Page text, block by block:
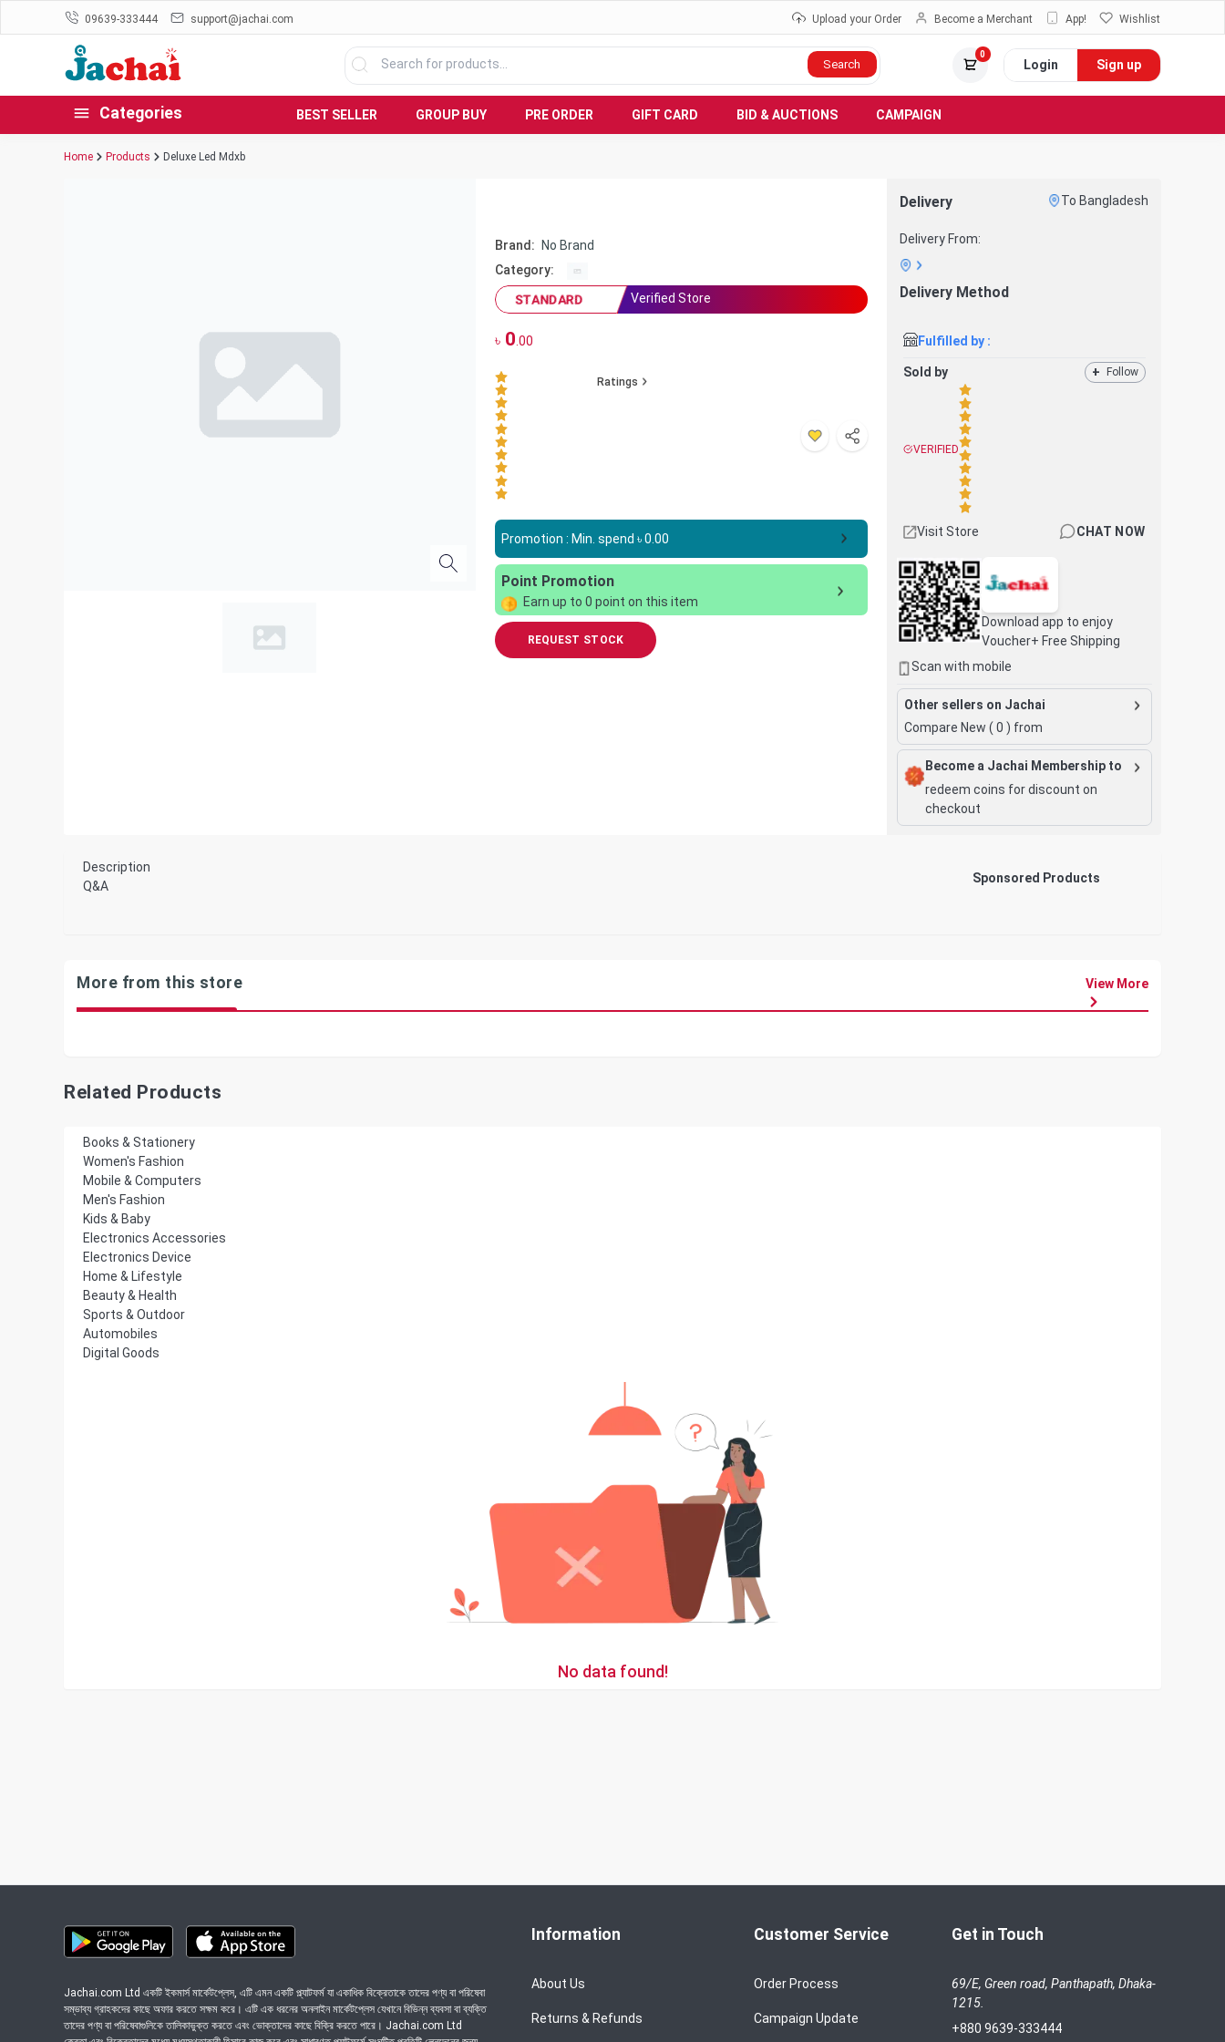
09639-333444 support@jachai.com Upload your Order Become a Merchant App! Wishlist
Search
0
Login Sign up
Categories BEST SELLER GROUP BUY PRE ORDER GIFT CARD BID & AUCTIONS CAMPAIGN
Home Products Deluxe Led Mdxb
Brand:
No Brand
Category:
STANDARD
Verified Store
৳0 .00
Ratings
Promotion : Min. spend ৳0.00
Point Promotion
Earn up to 0 point on this item
REQUEST STOCK
Delivery To Bangladesh
Delivery From:
Delivery Method
Fulfilled by :
Sold by + Follow
VERIFIED
Visit Store CHAT NOW
Download app to enjoy
Voucher+ Free Shipping
Scan with mobile
Other sellers on Jachai
Compare New ( 0 ) from
Become a Jachai Membership to
redeem coins for discount on
checkout
Description
Q&A
Sponsored Products
More from this store View More
Related Products
Books & Stationery
Women's Fashion
Mobile & Computers
Men's Fashion
Kids & Baby
Electronics Accessories
Electronics Device
Home & Lifestyle
Beauty & Health
Sports & Outdoor
Automobiles
Digital Goods
No data found!
Jachai.com Ltd একটি ইকমার্স মার্কেটপ্লেস, এটি এমন একটি প্ল্যাটফর্ম যা একাধিক বিক্রেতাকে তাদের পণ্য বা পরিষেবা
সম্ভাব্য গ্রাহকদের কাছে অফার করতে সক্ষম করে। এটি এক ধরনের অনলাইন মার্কেটপ্লেস যেখানে বিভিন্ন ব্যবসা বা ব্যক্তি
তাদের পণ্য বা পরিষেবাগুলিকে তালিকাভুক্ত করতে এবং ভোক্তাদের কাছে বিক্রি করতে পারে। Jachai.com Ltd
Information
About Us
Returns & Refunds
Customer Service
Order Process
Campaign Update
Get in Touch
69/E, Green road, Panthapath, Dhaka-
1215.
+880 9639-333444